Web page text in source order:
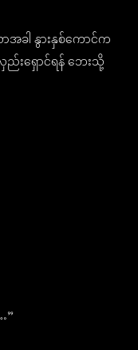
ခါ နွားနှစ်ကောင်က
းရှောင်ရန် ဘေးသို့